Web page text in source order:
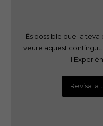
És possible que la
veure aquest
Revisa la